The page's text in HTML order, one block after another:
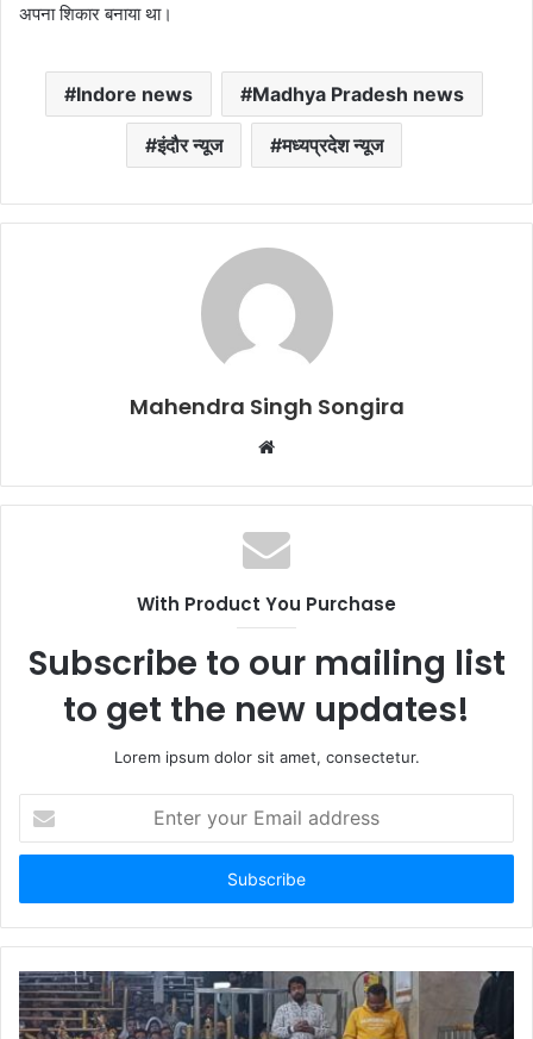
अपना शिकार बनाया था।
Indore news Madhya Pradesh news
इंदौर न्यूज मध्यप्रदेश न्यूज
Mahendra Singh Songira
Website
With Product You Purchase
Subscribe to our mailing list
to get the new updates!
Lorem ipsum dolor sit amet, consectetur.
your
Email